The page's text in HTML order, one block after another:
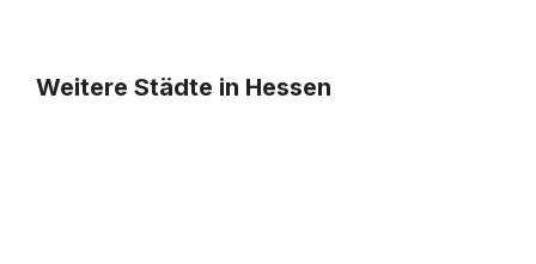
Weitere Städte in Hessen